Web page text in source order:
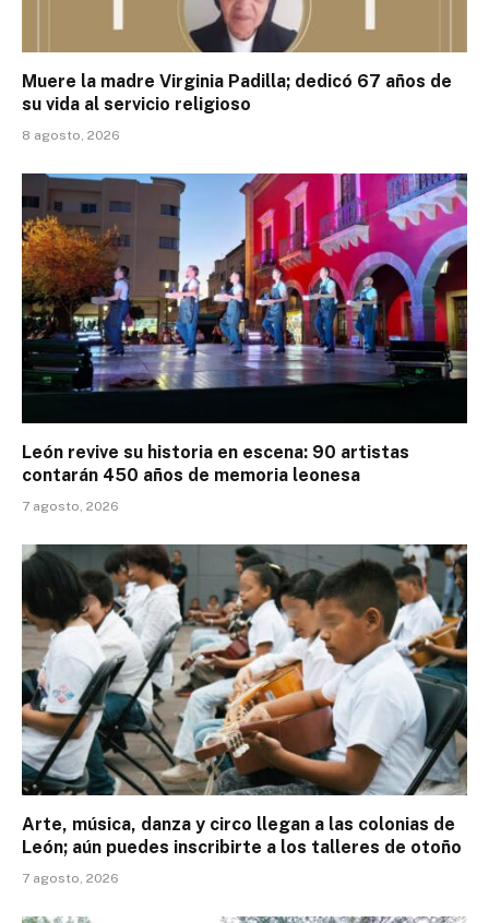
Muere la madre Virginia Padilla; dedicó 67 años de
su vida al servicio religioso
8 agosto, 2026
León revive su historia en escena: 90 artistas
contarán 450 años de memoria leonesa
7 agosto, 2026
Arte, música, danza y circo llegan a las colonias de
León; aún puedes inscribirte a los talleres de otoño
7 agosto, 2026